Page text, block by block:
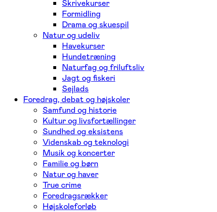
Skrivekurser
Formidling
Drama og skuespil
Natur og udeliv
Havekurser
Hundetræning
Naturfag og friluftsliv
Jagt og fiskeri
Sejlads
Foredrag, debat og højskoler
Samfund og historie
Kultur og livsfortællinger
Sundhed og eksistens
Videnskab og teknologi
Musik og koncerter
Familie og børn
Natur og haver
True crime
Foredragsrækker
Højskoleforløb